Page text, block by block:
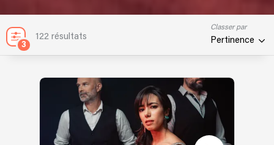
3
122 résultats
Classer par
Pertinence